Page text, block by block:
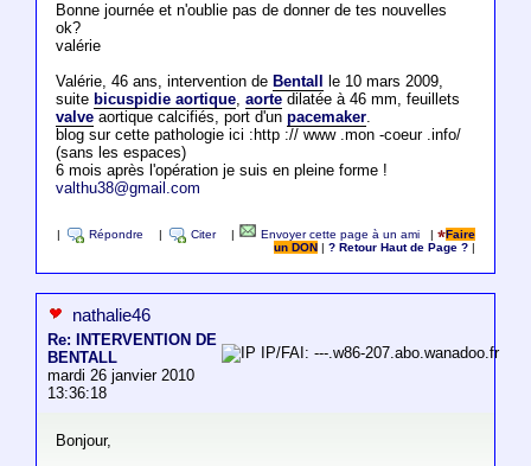
Bonne journée et n'oublie pas de donner de tes nouvelles
ok?
valérie
Valérie, 46 ans, intervention de Bentall
le 10 mars 2009,
suite bicuspidie aortique, aortedilatée à 46 mm, feuillets
valveaortique calcifiés, port d'un pacemaker.
blog sur cette pathologie ici :http :// www .mon -coeur .info/
(sans les espaces)
6 mois après l'opération je suis en pleine forme !
valthu38@gmail.com
Répondre Citer Envoyer cette page à un ami |
Faire
un DON
|? Retour Haut de Page ?
nathalie46
Re: INTERVENTION DE
BENTALL
mardi 26 janvier 2010
13:36:18
IP/FAI: ---.w86-207.abo.wanadoo.fr
Bonjour,